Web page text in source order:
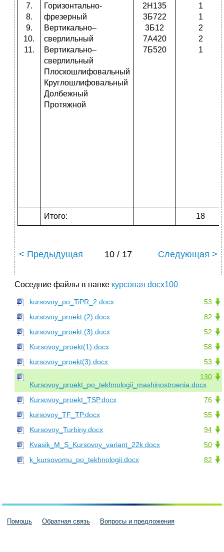
7.
8.
9.
10.
11.
Горизонтально-
фрезерный
Вертикально–
сверлильный
Вертикально–
сверлильный
Плоскошлифовальный
Круглошлифовальный
Долбежный
Протяжной
2Н135
3Б722
3Б12
7А420
7Б520
1
1
2
2
1
Итого: 18
< Предыдущая 10 / 17 Следующая >
Соседние файлы в папке курсовая docx100
53
kursovoy_po_TiPR_2.docx
82
kursovoy_proekt (2).docx
52
kursovoy_proekt (3).docx
58
Kursovoy_proekt(1).docx
53
kursovoy_proekt(3).docx
130
Kursovoy_proekt_po_tekhnologii_mashinostroenia.docx
76
Kursovoy_proekt_TSP.docx
55
kursovoy_TF_TP.docx
94
Kursovoy_Turbiny.docx
50
Kvasik_M_S_Kursovoy_variant_22k.docx
82
k_kursovomu_po_tekhnologii.docx
Помощь Обратная связь Вопросы и предложения